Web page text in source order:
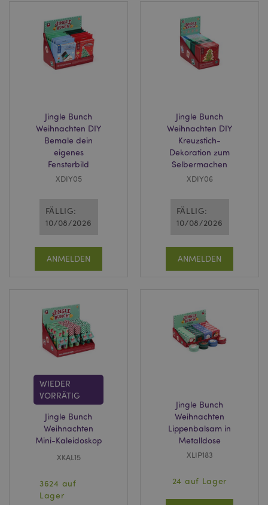
Jingle Bunch
Weihnachten DIY
Bemale dein
eigenes
Fensterbild
XDIY05
FÄLLIG:
10/08/2026
ANMELDEN
Jingle Bunch
Weihnachten DIY
Kreuzstich-
Dekoration zum
Selbermachen
XDIY06
FÄLLIG:
10/08/2026
ANMELDEN
WIEDER
VORRÄTIG
Jingle Bunch
Weihnachten
Mini-Kaleidoskop
XKAL15
3624 auf
Lager
Jingle Bunch
Weihnachten
Lippenbalsam in
Metalldose
XLIP183
24 auf Lager